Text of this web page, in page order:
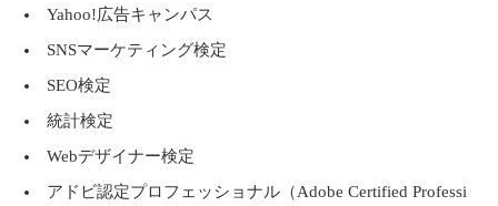
Yahoo!広告キャンパス
SNSマーケティング検定
SEO検定
統計検定
Webデザイナー検定
アドビ認定プロフェッショナル（Adobe Certified Professi